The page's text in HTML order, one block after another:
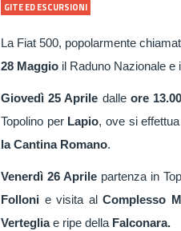
GITE ED ESCURSIONI
La Fiat 500, popolarmente
28 Maggio il Raduno Nazionale e
Giovedì 25 Aprile dalle ore 13.00
Topolino per Lapio, ove si
la Cantina Romano.
Venerdì 26 Aprile partenza in
Folloni e visita alComplesso
Vertegliae ripe della Falconara.